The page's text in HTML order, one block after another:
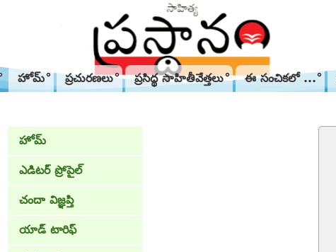
హోమ్ ప్రచురణలు ప్రసిద్థ సాహితీవేత్తలు ఈ సంచికలో ...
హోమ్
ఎడిటర్ ప్రోపైల్
చందా విజ్ఞప్తి
యాడ్ టారిఫ్